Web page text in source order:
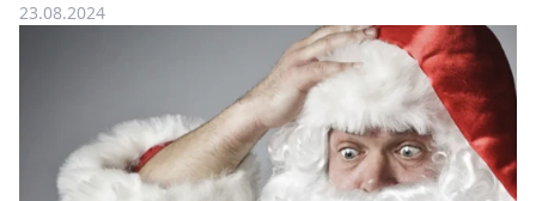
23.08.2024